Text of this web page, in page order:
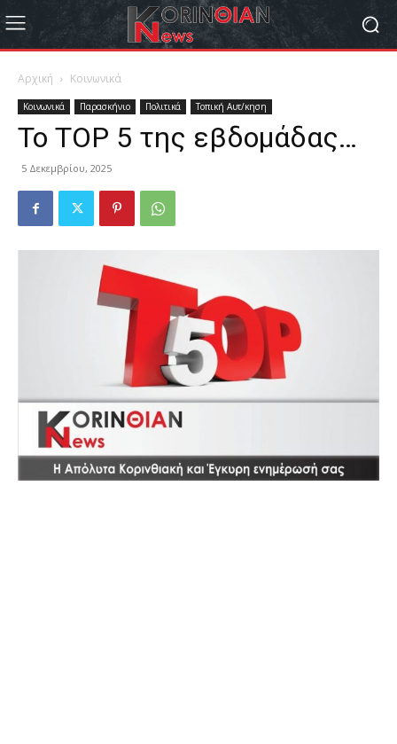
Αρχική Κοινωνικά
Κοινωνικά Παρασκήνιο Πολιτικά Τοπική Αυτ/κηση
Το ΤΟΡ 5 της εβδομάδας…
5 Δεκεμβρίου, 2025